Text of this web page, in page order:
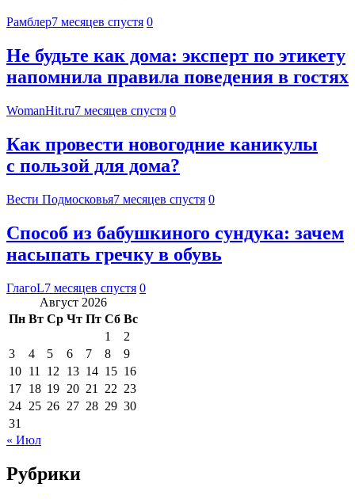
Рамблер7 месяцев спустя 0
Не будьте как дома: эксперт по этикету
напомнила правила поведения в гостях
WomanHit.ru7 месяцев спустя 0
Как провести новогодние каникулы
с пользой для дома?
Вести Подмосковья7 месяцев спустя 0
Способ из бабушкиного сундука: зачем
насыпать гречку в обувь
ГлагоL7 месяцев спустя 0
Август 2026
Пн Вт Ср Чт Пт Сб Вс
1
2
3
4 5 6 7 8
9
10 11 12 13 14 15 16
17 18 19 20 21 22 23
24 25 26 27 28 29 30
31
« Июл
Рубрики